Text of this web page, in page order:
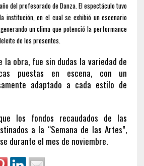
del profesorado de Danza. El espectáculo tuvo
institución, en el cual se exhibió un escenario
un clima que potenció la performance
de los presentes.
la obra, fue sin dudas la variedad de
puestas en escena, con un
adaptado a cada estilo de
los fondos recaudados de las
a la “Semana de las Artes”,
durante el mes de noviembre.